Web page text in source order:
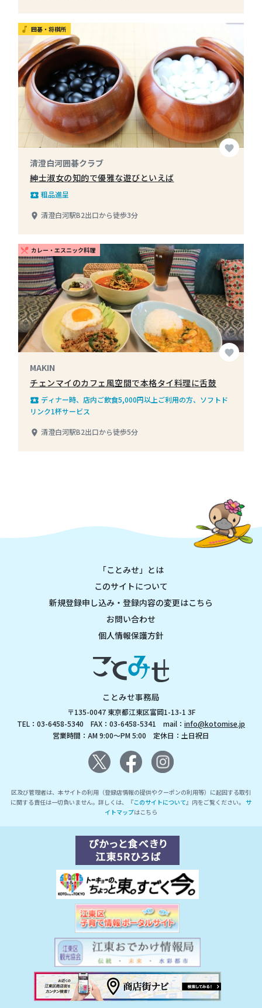
music_note 囲碁・将棋所
favorite
清澄白河囲碁クラブ
紳士淑女の知的で優雅な遊びといえば
local_play 粗品進呈
place 清澄白河駅B2出口から徒歩3分
restaurant_menu カレー・エスニック料理
favorite
MAKIN
チェンマイのカフェ風空間で本格タイ料理に舌鼓
local_play ディナー時、店内ご飲食5,000円以上ご利用の方、ソフトド
リンク1杯サービス
place 清澄白河駅B2出口から徒歩5分
「ことみせ」とは
このサイトについて
新規登録申し込み・登録内容の変更はこちら
お問い合わせ
個人情報保護方針
ことみせ事務局
〒135-0047 東京都江東区富岡1-13-1 3F
TEL：03-6458-5340 FAX：03-6458-5341 mail： info@kotomise.jp
営業時間：AM 9:00～PM 5:00 定休日：土日祝日
区及び管理者は、本サイトの利用（登録店情報の提供やクーポンの利用等）に起因する取引
に関する責任は一切負いません。詳しくは、『このサイトについて』内をご覧ください。 サ
イトマップはこちら